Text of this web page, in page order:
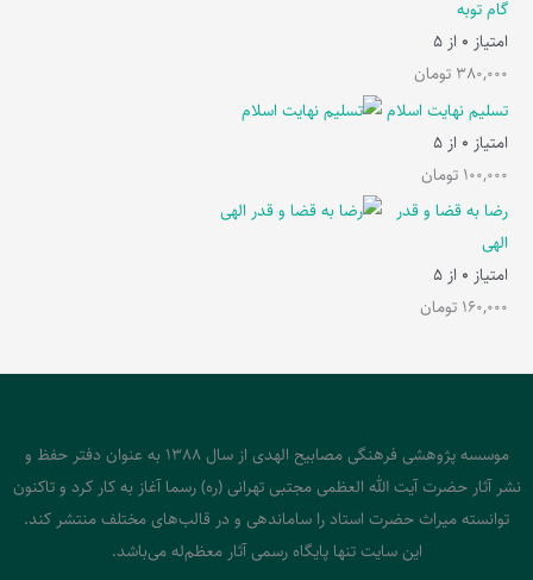
گام توبه
امتیاز 0 از 5
380,000 تومان
تسلیم نهایت اسلام
امتیاز 0 از 5
100,000 تومان
رضا به قضا و قدر
الهی
امتیاز 0 از 5
160,000 تومان
موسسه پژوهشی فرهنگی مصابیح الهدی از سال 1388 به عنوان دفتر حفظ و
نشر آثار حضرت آیت الله العظمی مجتبی تهرانی (ره) رسما آغاز به کار کرد و تاکنون
توانسته میراث حضرت استاد را ساماندهی و در قالب‌های مختلف منتشر کند.
این سایت تنها پایگاه رسمی آثار معظم‌له می‌باشد.